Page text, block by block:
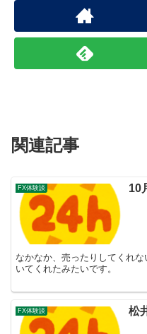
関連記事
FX体験談 10
なかなか、売ったりしてくれ
いてくれたみたいです。
FX体験談 松